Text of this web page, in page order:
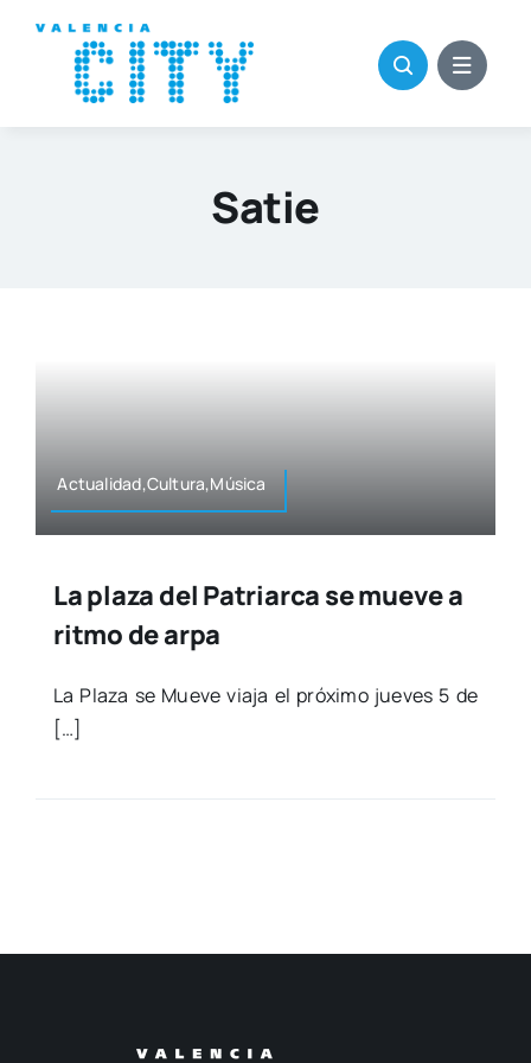
contenido
Satie
Actualidad,Cultura,Música
La plaza del Patriarca se mueve a
ritmo de arpa
La Pla­za se Mue­ve via­ja el pró­xi­mo jue­ves 5 de
[…]